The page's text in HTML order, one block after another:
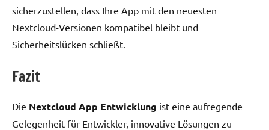
sicherzustellen, dass Ihre App mit den neuesten
Nextcloud-Versionen kompatibel bleibt und
Sicherheitslücken schließt.
Fazit
Die Nextcloud App Entwicklung ist eine aufregende
Gelegenheit für Entwickler, innovative Lösungen zu